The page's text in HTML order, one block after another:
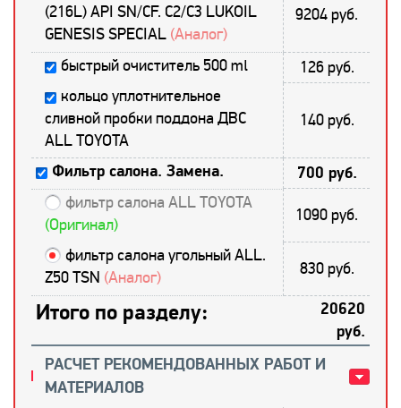
(216L) API SN/CF. C2/С3 LUKOIL
GENESIS SPECIAL (Аналог)
9204 руб.
быстрый очиститель 500 ml
126 руб.
кольцо уплотнительное
сливной пробки поддона ДВС
ALL TOYOTA
140 руб.
Фильтр салона. Замена. 700 руб.
фильтр салона ALL TOYOTA
(Оригинал)
1090 руб.
фильтр салона угольный ALL.
Z50 TSN (Аналог) 830 руб.
Итого по разделу:
20620
руб.
РАСЧЕТ РЕКОМЕНДОВАННЫХ РАБОТ И
МАТЕРИАЛОВ